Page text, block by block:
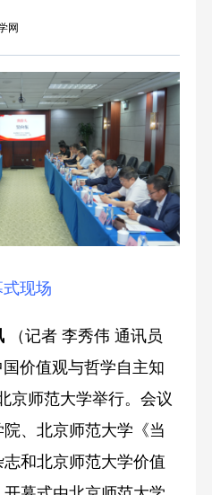
网
现场
（记者 李秀伟 通讯员
国价值观与哲学自主知
京师范大学举行。 会议
、北京师范大学《当
和北京师范大学价值